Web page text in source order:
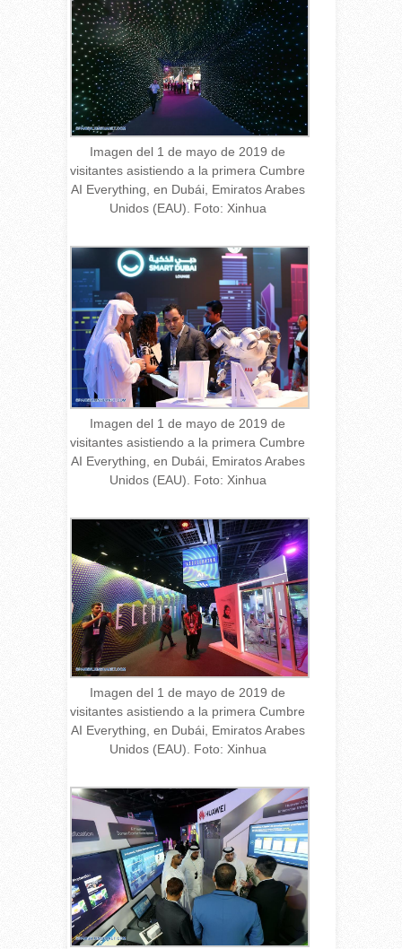
Imagen del 1 de mayo de 2019 de
visitantes asistiendo a la primera Cumbre
AI Everything, en Dubái, Emiratos Arabes
Unidos (EAU). Foto: Xinhua
Imagen del 1 de mayo de 2019 de
visitantes asistiendo a la primera Cumbre
AI Everything, en Dubái, Emiratos Arabes
Unidos (EAU). Foto: Xinhua
Imagen del 1 de mayo de 2019 de
visitantes asistiendo a la primera Cumbre
AI Everything, en Dubái, Emiratos Arabes
Unidos (EAU). Foto: Xinhua